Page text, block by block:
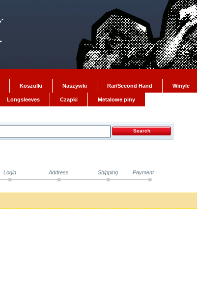
Koszulki Naszywki Rar/Second Hand Winyle
Longsleeves Czapki Metalowe piny
Login Address Shipping Payment